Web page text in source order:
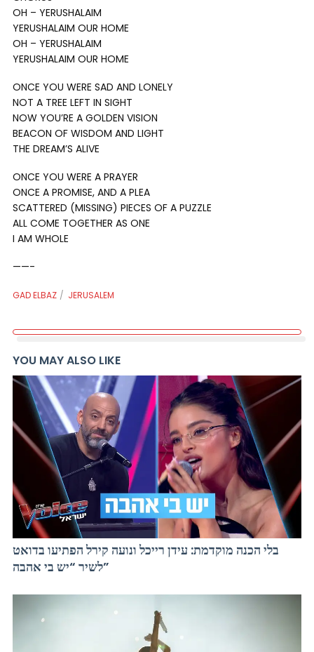
OH – YERUSHALAIM
YERUSHALAIM OUR HOME
OH – YERUSHALAIM
YERUSHALAIM OUR HOME
ONCE YOU WERE SAD AND LONELY
NOT A TREE LEFT IN SIGHT
NOW YOU’RE A GOLDEN VISION
BEACON OF WISDOM AND LIGHT
THE DREAM’S ALIVE
ONCE YOU WERE A PRAYER
ONCE A PROMISE, AND A PLEA
SCATTERED (MISSING) PIECES OF A PUZZLE
ALL COME TOGETHER AS ONE
I AM WHOLE
——-
GAD ELBAZ JERUSALEM
YOU MAY ALSO LIKE
בלי הכנה מוקדמת: עידן רייכל ונועה קירל הפתיעו בדואט
לשיר “יש בי אהבה”